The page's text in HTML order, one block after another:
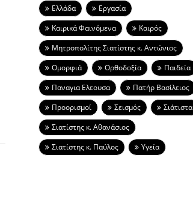
Ελλάδα
Εργασία
Καιρικά Φαινόμενα
Καιρός
Μητροπολίτης Σιατίστης κ. Αντώνιος
Ομορφιά
Ορθοδοξία
Παιδεία
Παναγια Ελεουσα
Πατήρ Βασίλειος
Προορισμοί
Σεισμός
Σιάτιστα
Σιατίστης κ. Αθανάσιος
Σιατίστης κ. Παύλος
Υγεία